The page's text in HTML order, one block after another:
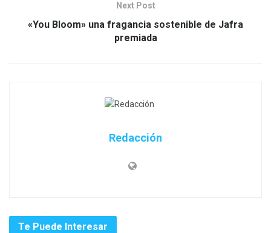
Next Post
«You Bloom» una fragancia sostenible de Jafra
premiada
Redacción
Te Puede Interesar